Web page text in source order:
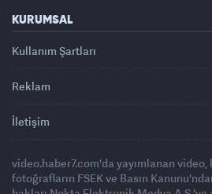
KURUMSAL
Kullanım Şartları
Reklam
İletişim
video.haber7.com'da yayımlanan video,
fotoğrafların FSEK ve Basın